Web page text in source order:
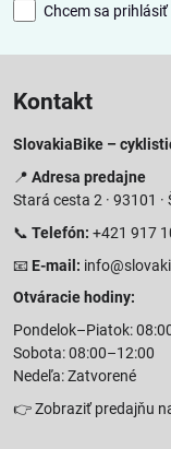
Chcem sa
Kontakt
SlovakiaBike –
📍 Adresa predajne
Stará cesta 2 · 93101 ·
📞 Telefón: +421 917
📧 E-mail:
Otváracie hodiny:
Pondelok–Piatok:
Sobota: 08:00–12:00
Nedeľa: Zatvorené
👉Zobraziť predajňu